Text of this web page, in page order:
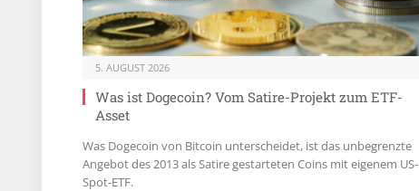
5. AUGUST 2026
Was ist Dogecoin? Vom Satire-Projekt zum ETF-
Asset
Was Dogecoin von Bitcoin unterscheidet, ist das unbegrenzte
Angebot des 2013 als Satire gestarteten Coins mit eigenem US-
Spot-ETF.